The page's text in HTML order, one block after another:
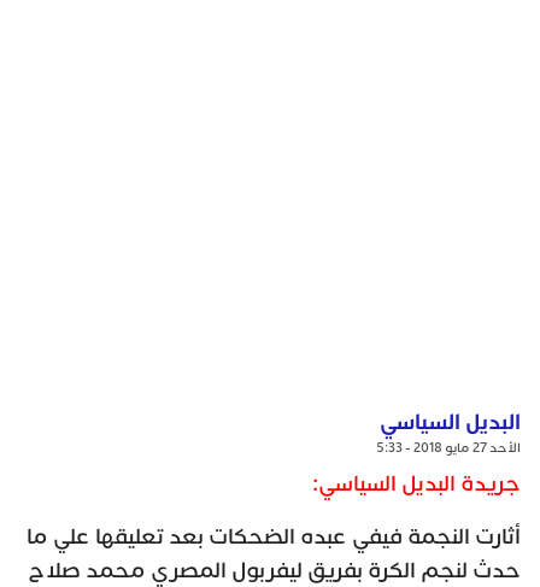
البديل السياسي
الأحد 27 مايو 2018 - 5:33
جريدة البديل السياسي:
أثارت النجمة فيفي عبده الضحكات بعد تعليقها علي ما
حدث لنجم الكرة بفريق ليفربول المصري محمد صلاح